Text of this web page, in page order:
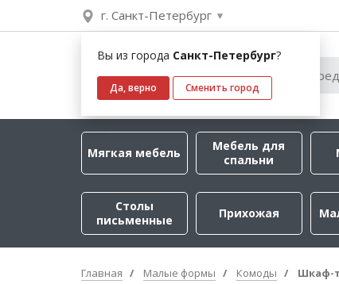
г. Санкт-Петербург
Вы из города Санкт-Петербург?
Да, верно Сменить город
Мягкая мебель
Мебель для
спальни
Столы
письменные
Прихожая
Главная Малые формы Комоды Шкаф-